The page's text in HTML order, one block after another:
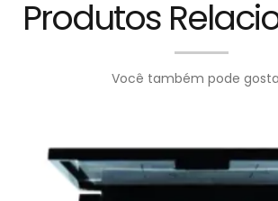
Produtos
Você também pode